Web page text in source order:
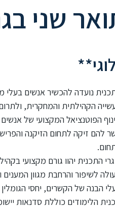
שני
נועדה להכשיר אנשים בעלי
הקהילתית והמחקרית,
הפוטנציאל המקצועי של
להם זיקה לתחום הזיקנה
התכנית יהוו גורם מקצועי
לשיפור והרחבת מגוון
הבנה של הקשרים, יחסי
הלימודים כוללת סדנאות